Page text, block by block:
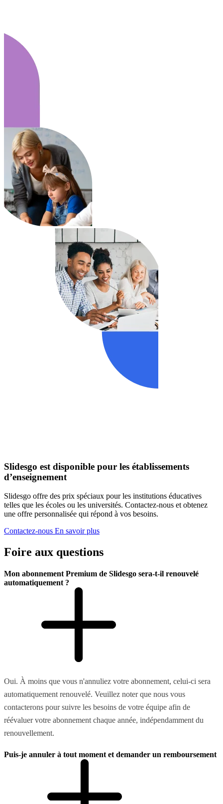
Slidesgo est disponible pour les établissements
d’enseignement
Slidesgo offre des prix spéciaux pour les institutions éducatives
telles que les écoles ou les universités. Contactez-nous et obtenez
une offre personnalisée qui répond à vos besoins.
Contactez-nous En savoir plus
Foire aux questions
Mon abonnement Premium de Slidesgo sera-t-il renouvelé
automatiquement ?
Oui. À moins que vous n'annuliez votre abonnement, celui-ci sera
automatiquement renouvelé. Veuillez noter que nous vous
contacterons pour suivre les besoins de votre équipe afin de
réévaluer votre abonnement chaque année, indépendamment du
renouvellement.
Puis-je annuler à tout moment et demander un remboursement